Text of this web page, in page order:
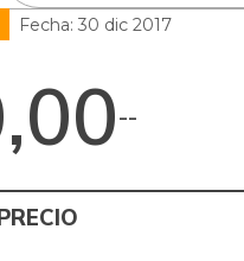
Fecha: 30 dic 2017
--